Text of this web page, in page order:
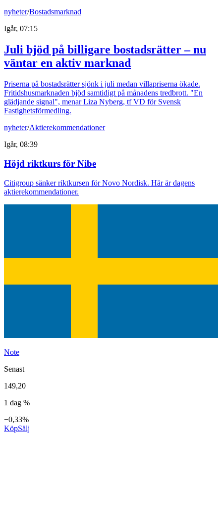
nyheter/Bostadsmarknad
Igår, 07:15
Juli bjöd på billigare bostadsrätter – nu
väntar en aktiv marknad
Priserna på bostadsrätter sjönk i juli medan villapriserna ökade.
Fritidshusmarknaden bjöd samtidigt på månadens tredbrott. "En
glädjande signal", menar Liza Nyberg, tf VD för Svensk
Fastighetsförmedling.
nyheter/Aktierekommendationer
Igår, 08:39
Höjd riktkurs för Nibe
Citigroup sänker riktkursen för Novo Nordisk. Här är dagens
aktierekommendationer.
Note
Senast
149,20
1 dag %
−0,33%
KöpSälj